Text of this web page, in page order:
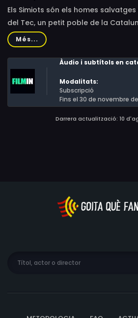
Els Simiots són els homes salvatges
del Tec, un petit poble de la
llegenda fa més de mil anys que
qui creu que els Simiots no són
hi ha qui els ha vist i ha tingut
s’origina una llegenda com la dels
fins als nostres dies? Podrien haver
existint realment amagats als
projecte d’investigació que pretén
Més...
Àudio i subtítols en
Modalitats:
Subscripció
Fins el 30 de novembre
Darrera actualització: 10